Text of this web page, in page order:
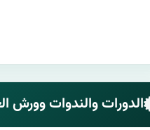
الدورات والندوات وورش